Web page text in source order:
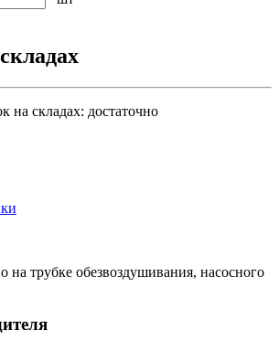
на складах: достаточно
на трубке обезвоздушивания, насосного